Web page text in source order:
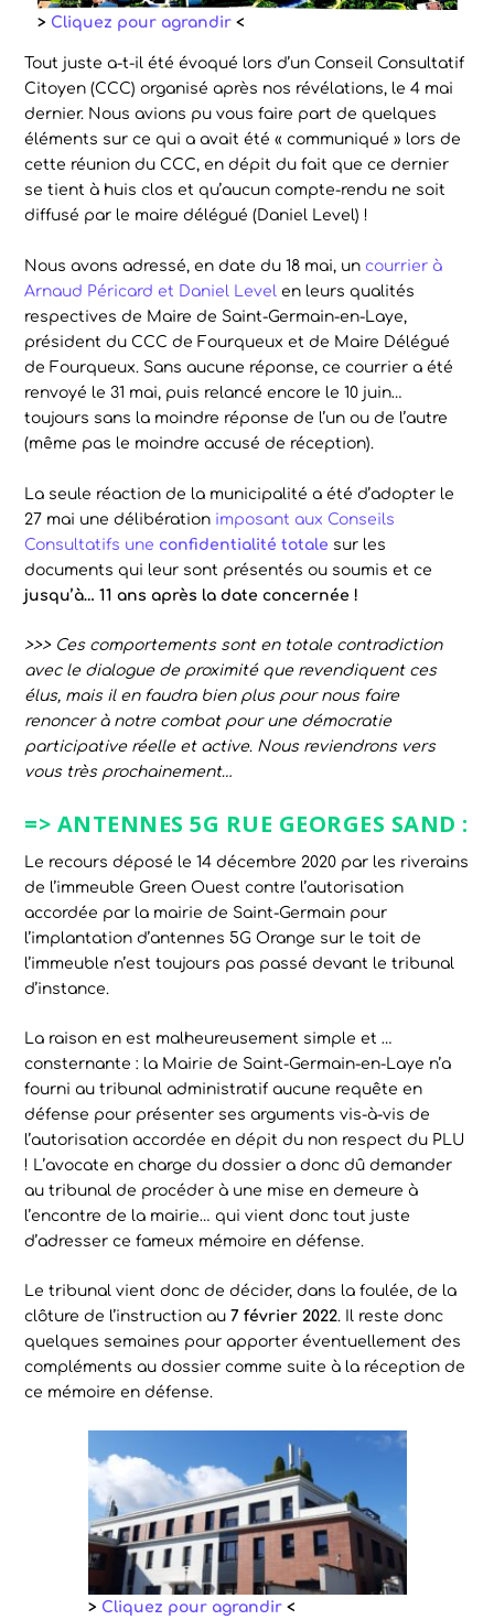
> Cliquez pour agrandir<
Tout juste a-t-il été évoqué lors d’un Conseil Consultatif
Citoyen (CCC) organisé après nos révélations, le 4 mai
dernier. Nous avions pu vous faire part de quelques
éléments sur ce qui a avait été « communiqué » lors de
cette réunion du CCC, en dépit du fait que ce dernier
se tient à huis clos et qu’aucun compte-rendu ne soit
diffusé par le maire délégué (Daniel Level) !
Nous avons adressé, en date du 18 mai, un courrier à
Arnaud Péricard et Daniel Level en leurs qualités
respectives de Maire de Saint-Germain-en-Laye,
président du CCC de Fourqueux et de Maire Délégué
de Fourqueux. Sans aucune réponse, ce courrier a été
renvoyé le 31 mai, puis relancé encore le 10 juin…
toujours sans la moindre réponse de l’un ou de l’autre
(même pas le moindre accusé de réception).
La seule réaction de la municipalité a été d’adopter le
27 mai une délibération imposant aux Conseils
Consultatifs une confidentialité totale sur les
documents qui leur sont présentés ou soumis et ce
jusqu’à… 11 ans après la date concernée !
>>> Ces comportements sont en totale contradiction
avec le dialogue de proximité que revendiquent ces
élus, mais il en faudra bien plus pour nous faire
renoncer à notre combat pour une démocratie
participative réelle et active. Nous reviendrons vers
vous très prochainement…
=> ANTENNES 5G RUE GEORGES SAND :
Le recours déposé le 14 décembre 2020 par les riverains
de l’immeuble Green Ouest contre l’autorisation
accordée par la mairie de Saint-Germain pour
l’implantation d’antennes 5G Orange sur le toit de
l’immeuble n’est toujours pas passé devant le tribunal
d’instance.
La raison en est malheureusement simple et …
consternante : la Mairie de Saint-Germain-en-Laye n’a
fourni au tribunal administratif aucune requête en
défense pour présenter ses arguments vis-à-vis de
l’autorisation accordée en dépit du non respect du PLU
! L’avocate en charge du dossier a donc dû demander
au tribunal de procéder à une mise en demeure à
l’encontre de la mairie… qui vient donc tout juste
d’adresser ce fameux mémoire en défense.
Le tribunal vient donc de décider, dans la foulée, de la
clôture de l’instruction au7 février 2022. Il reste donc
quelques semaines pour apporter éventuellement des
compléments au dossier comme suite à la réception de
ce mémoire en défense.
> Cliquez pour agrandir<